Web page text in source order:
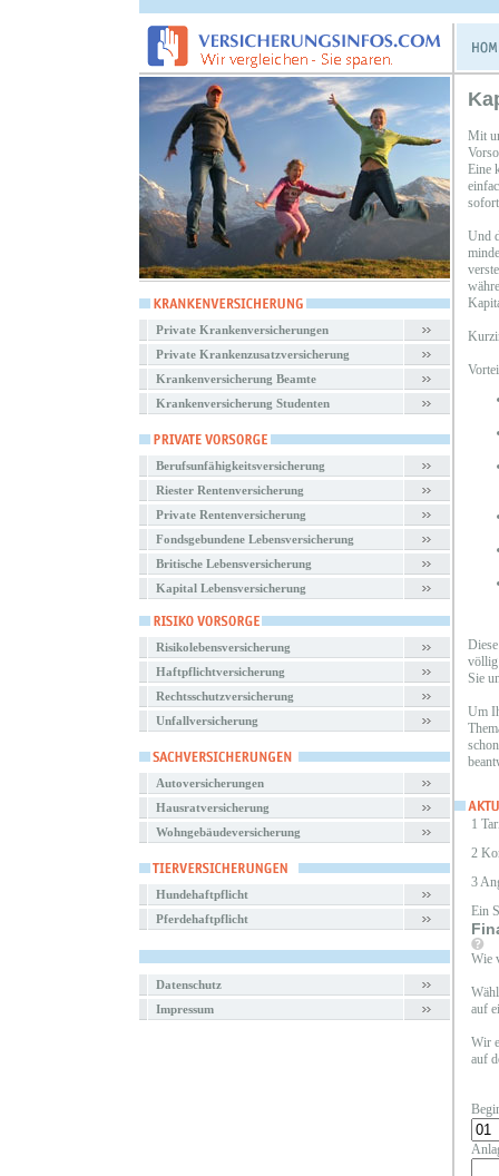
Private Krankenversicherungen
Private Krankenzusatzversicherung
Krankenversicherung Beamte
Krankenversicherung Studenten
Berufsunfähigkeitsversicherung
Riester Rentenversicherung
Private Rentenversicherung
Fondsgebundene Lebensversicherung
Britische Lebensversicherung
Kapital Lebensversicherung
Risikolebensversicherung
Haftpflichtversicherung
Rechtsschutzversicherung
Unfallversicherung
Autoversicherungen
Hausratversicherung
Wohngebäudeversicherung
Hundehaftpflicht
Pferdehaftpflicht
Datenschutz
Impressum
Mit
Eine
Und
völlig
Sie
Um
1
2
3
Ein
Wie
auf
Wir
auf